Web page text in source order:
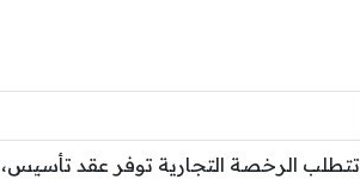
تتطلب الرخصة التجارية توفر عقد تأسيس،